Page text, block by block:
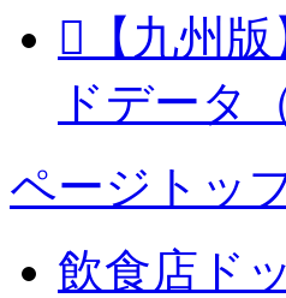
【九州
ドデータ
ページトッ
飲食店ド